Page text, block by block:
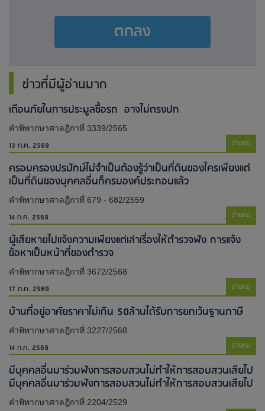
ตกลง
ข่าวที่มีผู้อ่านมาก
เตือนภัยในการประมูลซื้อรถ อาจไม่ตรงปก
คำพิพากษาศาลฎีกาที่ 3339/2565
13 ก.ค. 2569 อ่านต่อ
ครอบครองปรปักษ์ไม่จำเป็นต้องรู้ว่าเป็นที่ดินของใครเพียงแต่
เป็นที่ดินของบุคคลอื่นก็ครบองค์ประกอบแล้ว
คำพิพากษาศาลฎีกาที่ 679 - 682/2559
14 ก.ค. 2569 อ่านต่อ
ผู้เสียหายไปแจ้งความเพียงแต่เล่าเรื่องให้ตำรวจฟัง การแจ้ง
ข้อหาเป็นหน้าที่ของตำรวจ
คำพิพากษาศาลฎีกาที่ 3672/2568
17 ก.ค. 2569 อ่านต่อ
บ้านที่อยู่อาศัยราคาไม่เกิน 50ล้านได้รับการยกเว้นฐานภาษี
คำพิพากษาศาลฎีกาที่ 3227/2568
14 ก.ค. 2569 อ่านต่อ
มีบุคคลอื่นมาร่วมฟังการสอบสวนไม่ทำให้การสอบสวนเสียไป​
มีบุคคลอื่นมาร่วมฟังการสอบสวนไม่ทำให้การสอบสวนเสียไป​
คำพิพากษาศาลฎีกาที่ 2204/2529